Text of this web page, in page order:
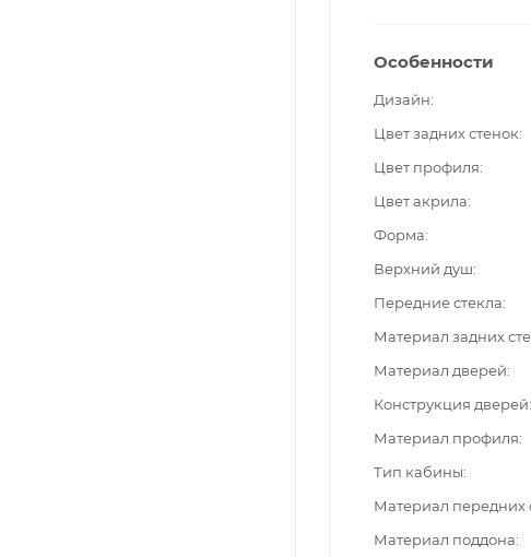
Особенности
Дизайн
Цвет задних стенок
Цвет профиля
Цвет акрила
Форма
Верхний душ
Передние стекла
Материал задних
Материал дверей
Конструкция дверей
Материал профиля
Тип кабины
Материал передних
Материал поддона